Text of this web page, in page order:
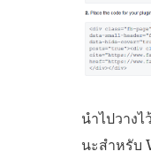
นำไปวางไ
นะสำหรับ